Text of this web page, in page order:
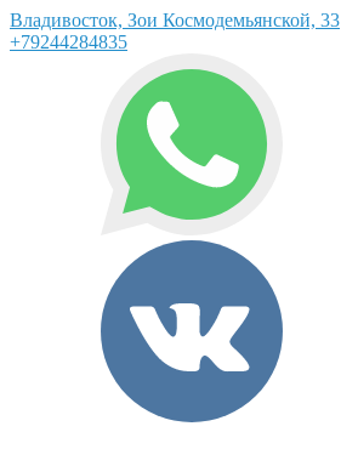
Владивосток, Зои Космодемьянской, 33
+79244284835